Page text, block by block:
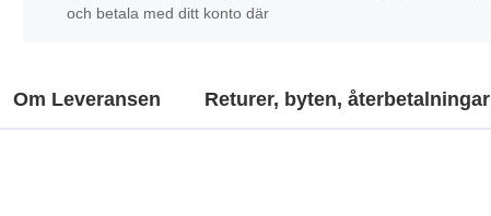
och betala med ditt konto där
Om Leveransen Returer, byten, återbetalningar